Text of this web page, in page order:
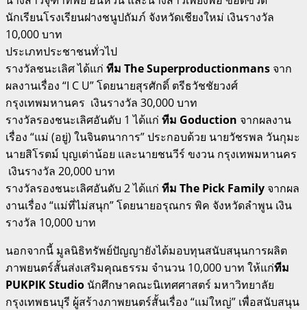
นักเรียนโรงเรียนฝางชนูปถัมภ์ จังหวัดเชียงใหม่ เงินรางวัล
10,000 บาท
ประเภทประชาชนทั่วไป
รางวัลชนะเลิศ ได้แก่ ทีม The Superproductionmans จาก
ผลงานเรื่อง “I C U” โดยนายสุรศักดิ์ ตรีธวัชชัยวงศ์
กรุงเทพมหานคร เงินรางวัล 30,000 บาท
รางวัลรองชนะเลิศอันดับ 1 ได้แก่ ทีม Goduction จากผลงาน
เรื่อง “แม่ (อยู่) ในจินตนาการ” ประกอบด้วย นายวัชรพล วันกุมะ
นายสิโรตม์ บุญเต่าน้อย และนายชนวีร์ ขงวน กรุงเทพมหานคร
เงินรางวัล 20,000 บาท
รางวัลรองชนะเลิศอันดับ 2 ได้แก่ ทีม The Pick Family จากผล
งานเรื่อง “แม่ที่ไม่สนุก” โดยนายอรุณกร พิค จังหวัดลำพูน เงิน
รางวัล 10,000 บาท
นอกจากนี้ มูลนิธิทรัพย์ปัญญายังได้มอบทุนสนับสนุนการผลิต
ภาพยนตร์สั้นส่งเสริมคุณธรรม จำนวน 10,000 บาท ให้แก่ทีม
PUKPIK Studio นักศึกษาคณะนิเทศศาสตร์ มหาวิทยาลัย
กรุงเทพธนบุรี ผู้สร้างภาพยนตร์สั้นเรื่อง “แม่ใหญ่” เพื่อสนับสนุน